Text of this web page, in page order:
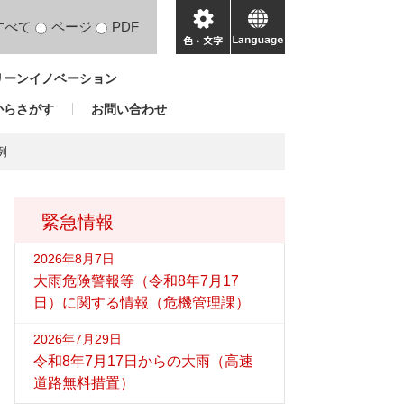
べて ページ PDF
色・
文
language
ンイノベーション
らさがす お問い合わせ
緊急情報
2026年8月7日
大雨危険警報等（令和8年7月17
日）に関する情報（危機管理課）
2026年7月29日
令和8年7月17日からの大雨（高速
道路無料措置）